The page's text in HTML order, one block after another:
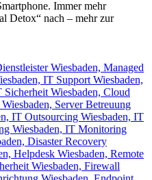
Immer mehr
Detox“ nach – mehr zur